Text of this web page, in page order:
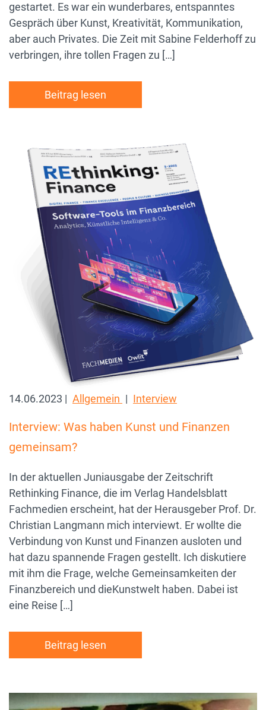
gestartet. Es war ein wunderbares, entspanntes
Gespräch über Kunst, Kreativität, Kommunikation,
aber auch Privates. Die Zeit mit Sabine Felderhoff zu
verbringen, ihre tollen Fragen zu […]
Beitrag lesen
14.06.2023 | Allgemein | Interview
Interview: Was haben Kunst und Finanzen
gemeinsam?
In der aktuellen Juniausgabe der Zeitschrift
Rethinking Finance, die im Verlag Handelsblatt
Fachmedien erscheint, hat der Herausgeber Prof. Dr.
Christian Langmann mich interviewt. Er wollte die
Verbindung von Kunst und Finanzen ausloten und
hat dazu spannende Fragen gestellt. Ich diskutiere
mit ihm die Frage, welche Gemeinsamkeiten der
Finanzbereich und dieKunstwelt haben. Dabei ist
eine Reise […]
Beitrag lesen